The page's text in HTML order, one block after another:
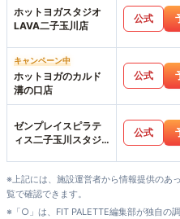
ホットヨガスタジオ
LAVA二子玉川店
公式
キャンペーン中
ホットヨガのカルド
溝の口店
公式
ゼンプレイスピラテ
ィス二子玉川スタジ
公式
※上記には、施設運営者から情報提供のあ
覧で確認できます。
※「○」は、FIT PALETTE編集部が独自の